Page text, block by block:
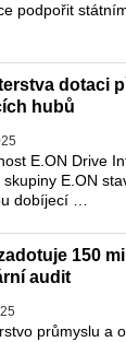
podpořit
dotaci
hubů
E.ON Drive
skupiny E.ON
dobíjecí …
150
audit
průmyslu a